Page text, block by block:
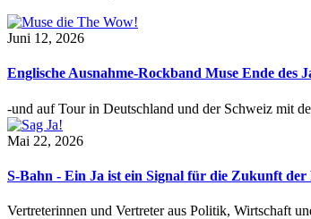
Juni 12, 2026
Englische Ausnahme-Rockband Muse Ende des
-und auf Tour in Deutschland und der Schweiz mit
Mai 22, 2026
S-Bahn - Ein Ja ist ein Signal für die Zukunft der
Vertreterinnen und Vertreter aus Politik, Wirtschaft